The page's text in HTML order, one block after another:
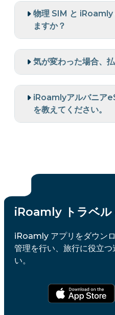
物理 SIM と iRoamly
ますか？
気が変わった場合、
iRoamlyアルバニア
を教えてください。
iRoamly トラベル
iRoamly アプリをダウン
管理を行い、旅行に役立
い。